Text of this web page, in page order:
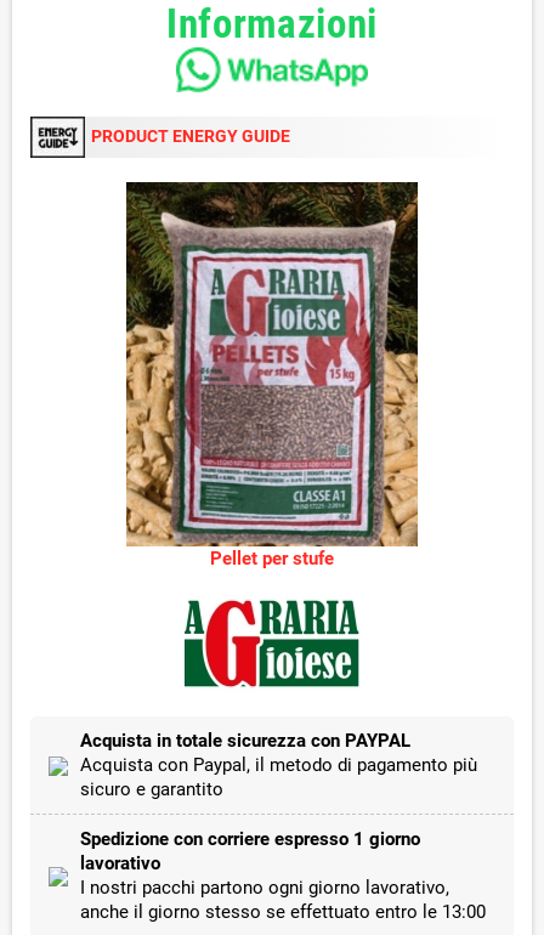
Informazioni
PRODUCT ENERGY GUIDE
Pellet per stufe
Acquista in totale sicurezza con PAYPAL
Acquista con Paypal, il metodo di pagamento più
sicuro e garantito
Spedizione con corriere espresso 1 giorno
lavorativo
I nostri pacchi partono ogni giorno lavorativo,
anche il giorno stesso se effettuato entro le 13:00